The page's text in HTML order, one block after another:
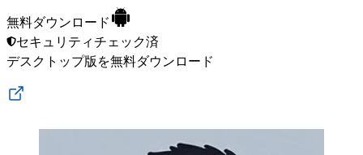
無料ダウンロード
セキュリティチェック済
デスクトップ版 を無料ダウンロード